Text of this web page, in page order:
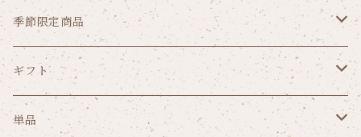
クッキー
パウンドケーキ
リーフパイ
季節限定商品
ゼリー
ショコラ
ギフト
価格から選ぶ
単品